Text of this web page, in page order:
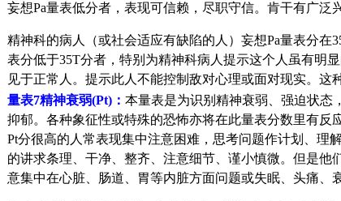
妄想Pa量表低分者，表现可信赖，尽职守信。肯干有广泛
精神科的病人（或社会适应有缺陷的人）妄想Pa量表分
表分低于35T分者，特别为精神科病人提示这个人虽有明
见于正常人。提示此人不能控制敌对心理或面对现实。这
量表7精神衰弱(Pt)： 本量表是为识别精神衰弱、强迫状态
抑郁。各种象征性或特殊的恐怖亦将在此量表分数里有
Pt分很高的人常表现集中注意困难，思考问题作计划、理
的讲求条理、干净、整齐、注意细节、谨小慎微。但是
意集中在心脏、肠道、胃等内脏方面问题或失眠、头痛、